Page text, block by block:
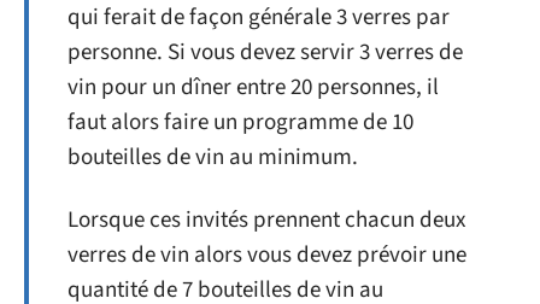
qui ferait de façon générale 3 verres par
personne. Si vous devez servir 3 verres de
vin pour un dîner entre 20 personnes, il
faut alors faire un programme de 10
bouteilles de vin au minimum.
Lorsque ces invités prennent chacun deux
verres de vin alors vous devez prévoir une
quantité de 7 bouteilles de vin au